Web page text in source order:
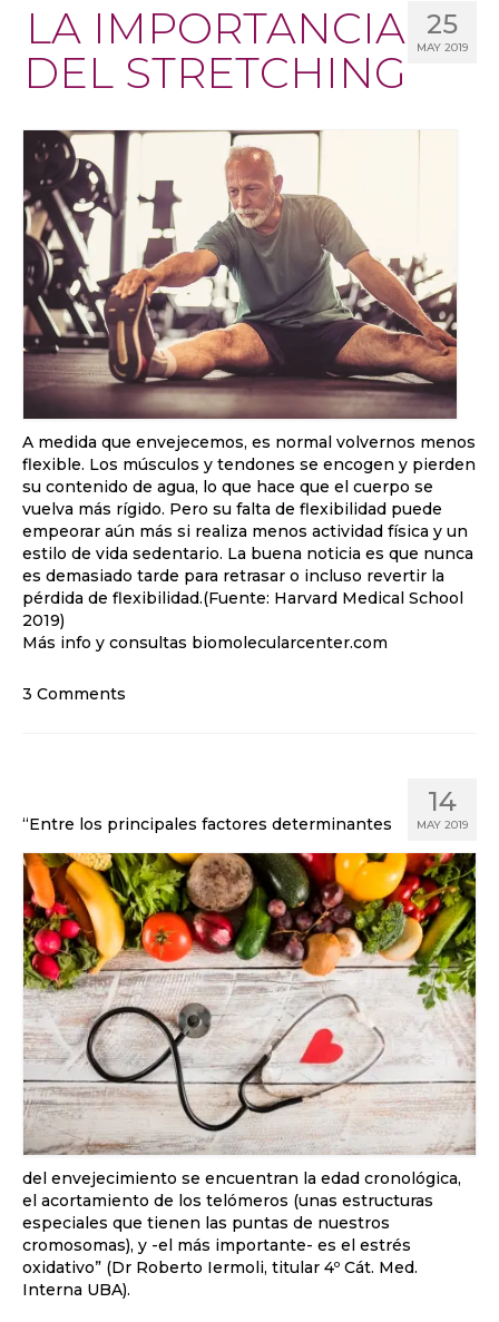
25
MAY 2019
LA IMPORTANCIA
DEL STRETCHING
A medida que envejecemos, es normal volvernos menos
flexible. Los músculos y tendones se encogen y pierden
su contenido de agua, lo que hace que el cuerpo se
vuelva más rígido. Pero su falta de flexibilidad puede
empeorar aún más si realiza menos actividad física y un
estilo de vida sedentario. La buena noticia es que nunca
es demasiado tarde para retrasar o incluso revertir la
pérdida de flexibilidad.(Fuente: Harvard Medical School
2019)
Más info y consultas biomolecularcenter.com
3 Comments
14
MAY 2019
“Entre los principales factores determinantes
del envejecimiento se encuentran la edad cronológica,
el acortamiento de los telómeros (unas estructuras
especiales que tienen las puntas de nuestros
cromosomas), y -el más importante- es el estrés
oxidativo” (Dr Roberto Iermoli, titular 4º Cát. Med.
Interna UBA).